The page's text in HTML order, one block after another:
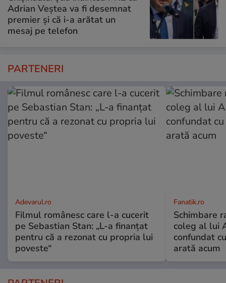
Adrian Veștea va fi desemnat
premier și că i-a arătat un
mesaj pe telefon
PARTENERI
Adevarul.ro
Filmul românesc care l-a cucerit
pe Sebastian Stan: „L-a finanțat
pentru că a rezonat cu propria lui
poveste“
Fanatik.ro
Schimbare
coleg al lui
confundat
arată acum